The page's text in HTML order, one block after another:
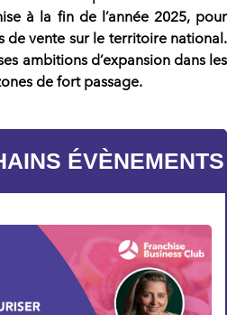
à la fin de l’année 2025, pour
de vente sur le territoire national.
ambitions d’expansion dans les
de fort passage.
ÉVÈNEMENTS